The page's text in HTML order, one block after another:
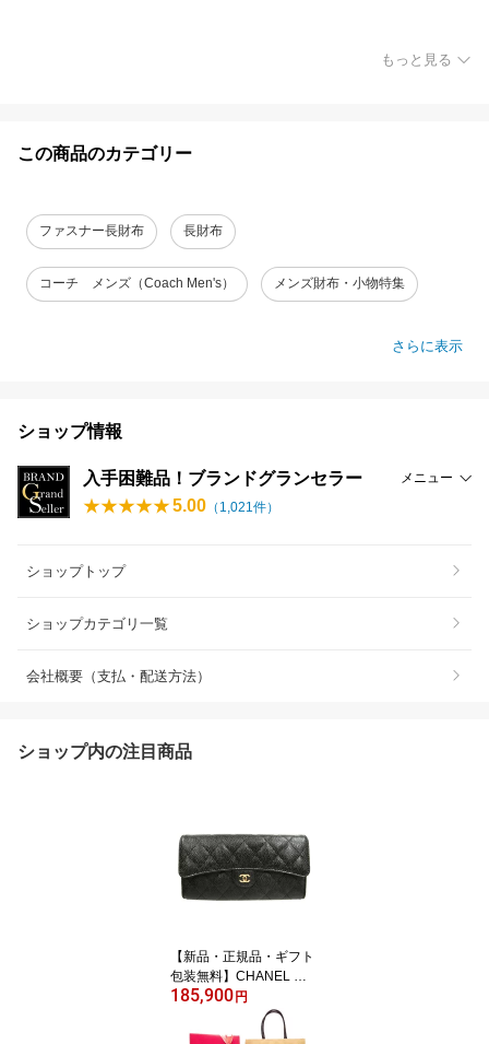
もっと見る
この商品のカテゴリー
ファスナー長財布 長財布
コーチ メンズ（Coach Men's） メンズ財布・小物特集
さらに表示
ショップ情報
入手困難品！ブランドグランセラー メニュー
5.00 （ 1,021 件）
ショップトップ
ショップカテゴリ一覧
会社概要（支払・配送方法）
ショップ内の注目商品
【新品・正規品・ギフト
包装無料】CHANEL シ
ャネル 財布 マトラッセ
キャビアスキン AP0241
二つ折り長財布 ブラック
185,900円